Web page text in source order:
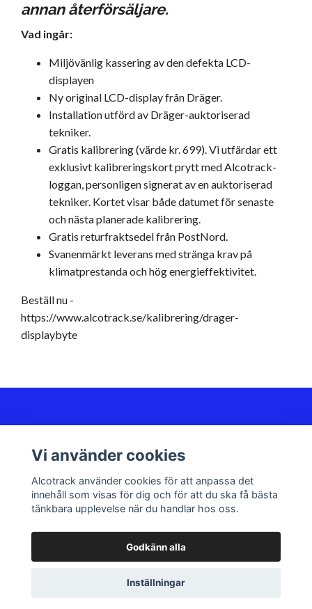
annan återförsäljare.
Vad ingår:
Miljövänlig kassering av den defekta LCD-
displayen
Ny original LCD-display från Dräger.
Installation utförd av Dräger-auktoriserad
tekniker.
Gratis kalibrering(värde kr. 699). Vi utfärdar ett
exklusivt kalibreringskort prytt med Alcotrack-
loggan, personligen signerat av en auktoriserad
tekniker. Kortet visar både datumet för senaste
och nästa planerade kalibrering.
Gratis returfraktsedel från PostNord.
Svanenmärkt leverans med stränga krav på
klimatprestanda och hög energieffektivitet.
Beställ nu -
https://www.alcotrack.se/kalibrering/drager-
displaybyte
Sociala medier
© 2026 Alcotrack | The Dräger Expert
Vi använder cookies
Alcotrack använder cookies för att anpassa det
innehåll som visas för dig och för att du ska få bästa
tänkbara upplevelse när du handlar hos oss.
Godkänn alla
Inställningar